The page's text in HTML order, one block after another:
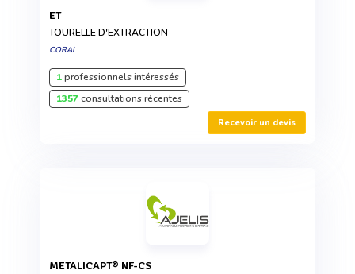
ET
TOURELLE D'EXTRACTION
CORAL
1professionnels intéressés
1357consultations récentes
Recevoir un devis
METALICAPT® NF-CS